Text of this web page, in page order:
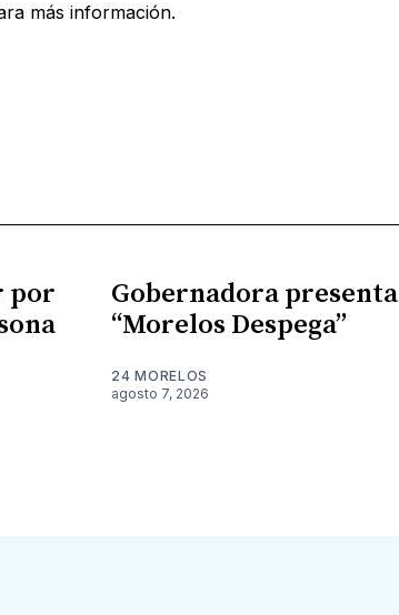
más información.
por
Gobernadora presenta
“Morelos Despega”
24 MORELOS
agosto 7, 2026